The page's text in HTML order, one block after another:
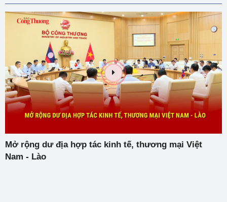
Mở rộng dư địa hợp tác kinh tế, thương mại Việt
Nam - Lào